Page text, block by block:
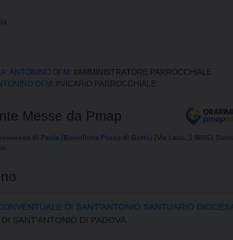
ANTONINO OFM : #AMMINISTRATORE PARROCCHIALE
OFM : #VICARIO PARROCCHIALE
Messe da Pmap
di Paola (Barcellona Pozzo di Gotto) (Via Lazio, 1 98051
DI SANT’ANTONIO SANTUARIO
SANT'ANTONIO DI PADOVA